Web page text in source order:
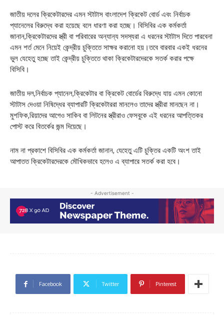
জাতীয় দলের ক্রিকেটারদের এমন স্টাটাস বাংলাদেশ ক্রিকেট বোর্ড এবং নির্বাচক
প্যানেলের বিরুদ্ধে করা হয়েছে বলে ধারণা করা হচ্ছে। বিসিবির এক কর্মকর্তা
জানান,ক্রিকেটারদের স্ত্রী বা পরিবারের অন্যান্য সদস্যরা এ ধরনের স্টাটাস দিতে পারবেনা
এমন শর্ত মেনে নিয়েই কেন্দ্রীয় চুক্তিতে সাক্ষর করানো হয়।তবে বারবার একই ধরনের
ভুল যেহেতু হচ্ছে তাই কেন্দ্রীয় চুক্তিতে থাকা ক্রিকেটারদেরকে সতর্ক করার পক্ষে
বিসিবি।
জাতীয় দল,নির্বাচক প্যানেল,ক্রিকেটার বা ক্রিকেট বোর্ডের বিরুদ্ধে যায় এমন কোনো
স্টাটাস দেওয়া নিষিদ্ধের ব্যাপারটি ক্রিকেটাররা মানলেও তাদের স্ত্রীরা মানছেন না।
মুশফিক,রিয়াদের আগেও সাকিব বা লিটনের স্ত্রীরাও ফেসবুকে এই ধরনের আপত্তিকর
পোস্ট করে বিতর্কের জন্ম দিয়েছে।
নাম না প্রকাশে বিসিবির এক কর্মকর্তা জানান, যেহেতু এটি চুক্তির একটি অংশ তাই
আপাতত ক্রিকেটারদেরকে মৌখিকভাবে হলেও এ ব্যাপারে সতর্ক করা হবে।
- Advertisement -
Facebook Twitter Pinterest